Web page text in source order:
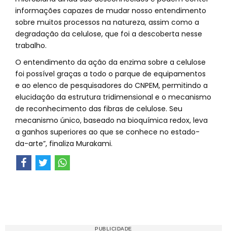
informações capazes de mudar nosso entendimento
sobre muitos processos na natureza, assim como a
degradação da celulose, que foi a descoberta nesse
trabalho.
O entendimento da ação da enzima sobre a celulose
foi possível graças a todo o parque de equipamentos
e ao elenco de pesquisadores do CNPEM, permitindo a
elucidação da estrutura tridimensional e o mecanismo
de reconhecimento das fibras de celulose. Seu
mecanismo único, baseado na bioquímica redox, leva
a ganhos superiores ao que se conhece no estado-
da-arte”, finaliza Murakami.